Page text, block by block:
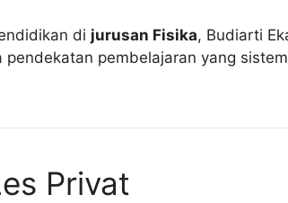
di jurusan Fisika, Budiarti
pendekatan pembelajaran yang
Privat